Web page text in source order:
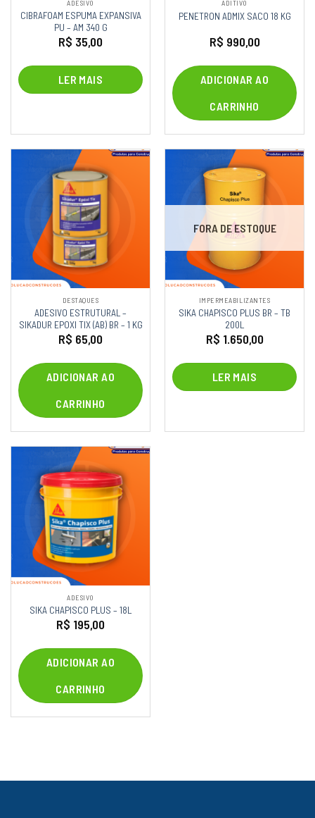
ADESIVO
CIBRAFOAM ESPUMA EXPANSIVA
PU – AM 340 G
R$ 35,00
LER MAIS
ADITIVO
PENETRON ADMIX SACO 18 KG
R$ 990,00
ADICIONAR AO
CARRINHO
DESTAQUES
ADESIVO ESTRUTURAL –
SIKADUR EPOXI TIX (AB) BR – 1 KG
R$ 65,00
ADICIONAR AO
CARRINHO
FORA DE ESTOQUE
IMPERMEABILIZANTES
SIKA CHAPISCO PLUS BR – TB
200L
R$ 1.650,00
LER MAIS
ADESIVO
SIKA CHAPISCO PLUS – 18L
R$ 195,00
ADICIONAR AO
CARRINHO